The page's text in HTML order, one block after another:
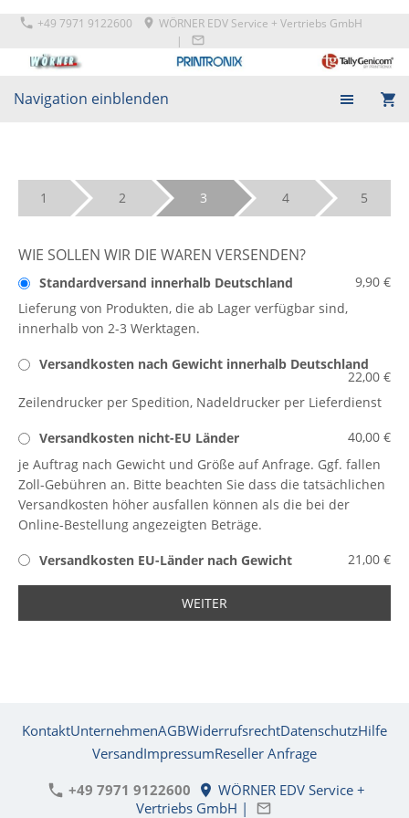
+49 7971 9122600
WÖRNER EDV Service + Vertriebs GmbH
|
Navigation einblenden
1 2 3 4 5
WIE SOLLEN WIR DIE WAREN VERSENDEN?
Standardversand innerhalb Deutschland
9,90 €
Lieferung von Produkten, die ab Lager verfügbar sind,
innerhalb von 2-3 Werktagen.
Versandkosten nach Gewicht innerhalb Deutschland
22,00 €
Zeilendrucker per Spedition, Nadeldrucker per Lieferdienst
Versandkosten nicht-EU Länder
40,00 €
je Auftrag nach Gewicht und Größe auf Anfrage. Ggf. fallen
Zoll-Gebühren an. Bitte beachten Sie dass die tatsächlichen
Versandkosten höher ausfallen können als die bei der
Online-Bestellung angezeigten Beträge.
Versandkosten EU-Länder nach Gewicht 21,00 €
WEITER
KontaktUnternehmenAGBWiderrufsrechtDatenschutzHilfe
VersandImpressumReseller Anfrage
+49 7971 9122600
WÖRNER EDV Service +
Vertriebs GmbH |